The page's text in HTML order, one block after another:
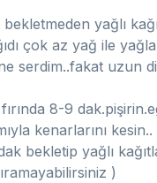
yağlı
çok az yağ ile
serdim..fakat uzun
fırında 8-9
kenarlarını kesin..
bekletip yağlı
)